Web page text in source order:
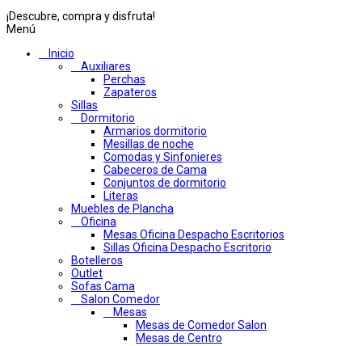
¡Descubre, compra y disfruta!
Menú
Inicio
Auxiliares
Perchas
Zapateros
Sillas
Dormitorio
Armarios dormitorio
Mesillas de noche
Comodas y Sinfonieres
Cabeceros de Cama
Conjuntos de dormitorio
Literas
Muebles de Plancha
Oficina
Mesas Oficina Despacho Escritorios
Sillas Oficina Despacho Escritorio
Botelleros
Outlet
Sofas Cama
Salon Comedor
Mesas
Mesas de Comedor Salon
Mesas de Centro